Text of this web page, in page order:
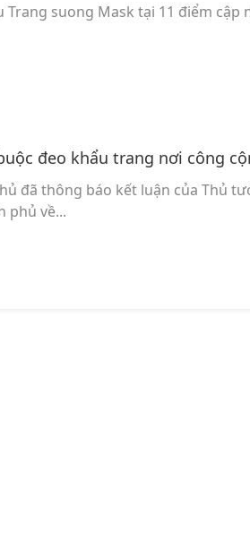
Trang suong Mask tại 11 điểm cập
đeo khẩu trang nơi công
đã thông báo kết luận của Thủ
phủ về...